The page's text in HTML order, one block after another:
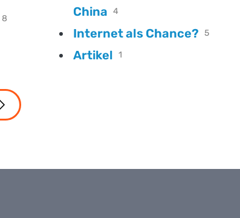
8
China 4
Internet als Chance? 5
Artikel 1